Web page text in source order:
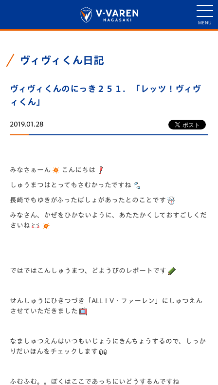
ヴィヴィくん日記
ヴィヴィくんのにっき２５１．「レッツ！ヴィヴ
ィくん」
2019.01.28
みなさぁーん こんにちは
しゅうまつはとってもさむかったですね
長崎でもゆきがふったばしょがあったとのことです
みなさん、かぜをひかないように、あたたかくしておすごしくだ
さいね
ではではこんしゅうまつ、どようびのレポートです
せんしゅうにひきつづき「ALL！V・ファーレン」にしゅつえん
させていただきました
なましゅつえんはいつもいじょうにきんちょうするので、しっか
りだいほんをチェックします
ふむふむ。。ぼくはここであっちにいどうするんですね